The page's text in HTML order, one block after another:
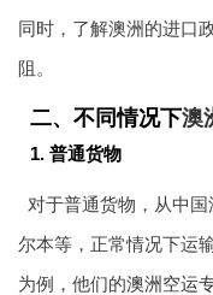
同时，了解澳洲的进口
阻。
二、不同情况下澳
1. 普通货物
对于普通货物，从中
尔本等，正常情况下运
为例，他们的澳洲空运